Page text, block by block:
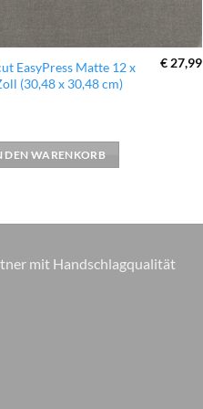
EasyPress Matte 12 x
(30,48 x 30,48 cm)
€27,99
DEN WARENKORB
mit Handschlagqualität